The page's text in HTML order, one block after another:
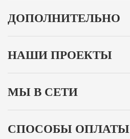
ДОПОЛНИТЕЛЬНО
НАШИ ПРОЕКТЫ
МЫ В СЕТИ
СПОСОБЫ ОПЛАТЫ